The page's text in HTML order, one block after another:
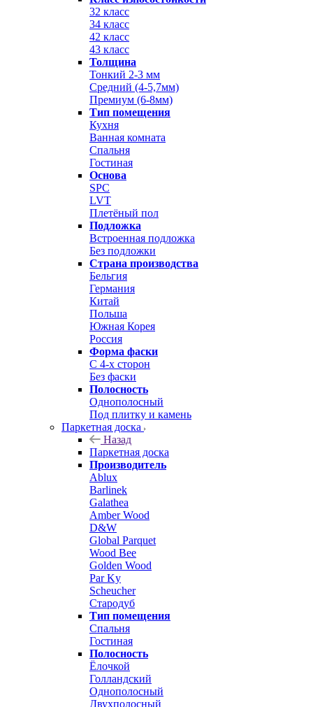
32 класс
34 класс
42 класс
43 класс
Толщина
Тонкий 2-3 мм
Средний (4-5,7мм)
Премиум (6-8мм)
Тип помещения
Кухня
Ванная комната
Спальня
Гостиная
Основа
SPC
LVT
Плетёный пол
Подложка
Встроенная подложка
Без подложки
Страна производства
Бельгия
Германия
Китай
Польша
Южная Корея
Россия
Форма фаски
С 4-х сторон
Без фаски
Полосность
Однополосный
Под плитку и камень
Паркетная доска
Назад
Паркетная доска
Производитель
Ablux
Barlinek
Galathea
Amber Wood
D&W
Global Parquet
Wood Bee
Golden Wood
Par Ky
Scheucher
Стародуб
Тип помещения
Спальня
Гостиная
Полосность
Ёлочкой
Голландский
Однополосный
Двухполосный